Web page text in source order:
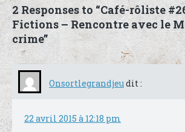
2 Responses to “Café-rôliste
Fictions – Rencontre avec le
crime”
Onsortlegrandjeudit :
22 avril 2015 à 12:18 pm